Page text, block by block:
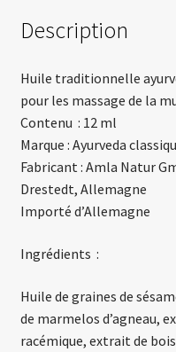
Description
Huile traditionnelle
pour les massage de la
Contenu : 12 ml
Marque : Ayurveda
Fabricant : Amla Natur
Drestedt, Allemagne
Importé d’Allemagne
Ingrédients :
Huile de graines de
de marmelos d’agneau,
racémique, extrait de